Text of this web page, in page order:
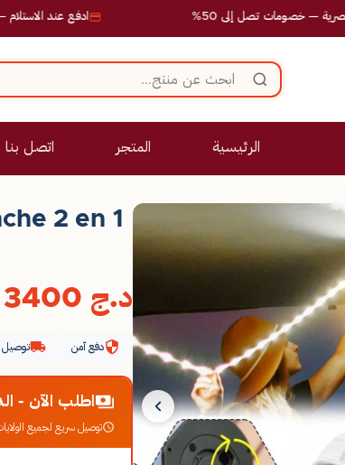
ادفع عند الاستلام — تصل إلى 50%
الرئيسية المتجر اتصل بنا
2 en 1
د.ج
دفع آمن توصيل
اطلب الآن -
توصيل سريع لجميع